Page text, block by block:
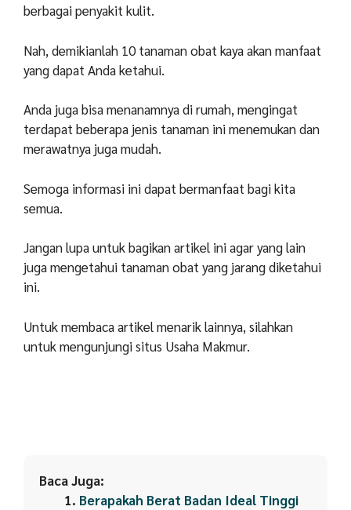
berbagai penyakit kulit.
Nah, demikianlah 10 tanaman obat kaya akan manfaat
yang dapat Anda ketahui.
Anda juga bisa menanamnya di rumah, mengingat
terdapat beberapa jenis tanaman ini menemukan dan
merawatnya juga mudah.
Semoga informasi ini dapat bermanfaat bagi kita
semua.
Jangan lupa untuk bagikan artikel ini agar yang lain
juga mengetahui tanaman obat yang jarang diketahui
ini.
Untuk membaca artikel menarik lainnya, silahkan
untuk mengunjungi situs Usaha Makmur.
Baca Juga:
Berapakah Berat Badan Ideal Tinggi